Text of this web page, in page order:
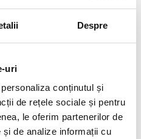
Despre
uri
conținutul și
de rețele sociale și pentru
le oferim partenerilor de
de analize informații cu
fără episoade ratate.
Unisex